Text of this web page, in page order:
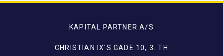
KAPITAL PARTNER A/S
CHRISTIAN IX'S GADE 10, 3. TH